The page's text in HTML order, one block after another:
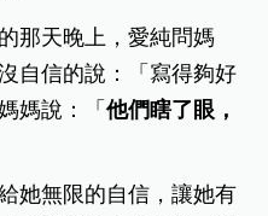
那天晚上，愛純問媽
自信的說：「寫得夠好
媽說：「他們瞎了眼，
她無限的自信，讓她有